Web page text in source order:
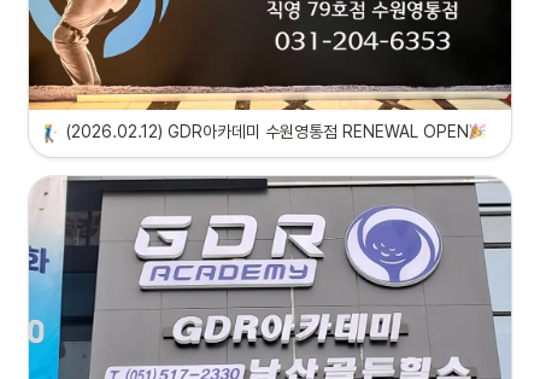
(2026.02.12) GDR아카데미 수원영통점 RENEWAL OPEN